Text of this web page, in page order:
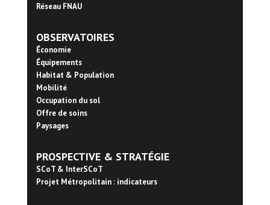
Réseau FNAU
OBSERVATOIRES
Économie
Équipements
Habitat & Population
Mobilité
Occupation du sol
Offre de soins
Paysages
PROSPECTIVE & STRATÉGIE
SCoT & InterSCoT
Projet Métropolitain : indicateurs